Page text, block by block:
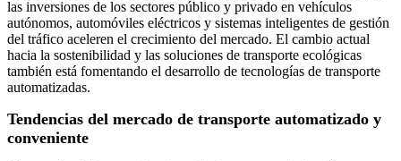
las inversiones de los sectores público y privado en vehículos
autónomos, automóviles eléctricos y sistemas inteligentes de gestión
del tráfico aceleren el crecimiento del mercado. El cambio actual
hacia la sostenibilidad y las soluciones de transporte ecológicas
también está fomentando el desarrollo de tecnologías de transporte
automatizadas.
Tendencias del mercado de transporte automatizado y
conveniente